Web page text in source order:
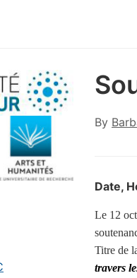
By
Date,
Le 12
Titre de
travers